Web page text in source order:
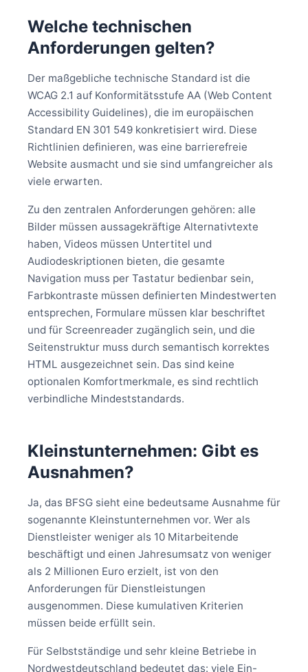
Welche technischen
Anforderungen gelten?
Der maßgebliche technische Standard ist die
WCAG 2.1 auf Konformitätsstufe AA (Web Content
Accessibility Guidelines), die im europäischen
Standard EN 301 549 konkretisiert wird. Diese
Richtlinien definieren, was eine barrierefreie
Website ausmacht und sie sind umfangreicher als
viele erwarten.
Zu den zentralen Anforderungen gehören: alle
Bilder müssen aussagekräftige Alternativtexte
haben, Videos müssen Untertitel und
Audiodeskriptionen bieten, die gesamte
Navigation muss per Tastatur bedienbar sein,
Farbkontraste müssen definierten Mindestwerten
entsprechen, Formulare müssen klar beschriftet
und für Screenreader zugänglich sein, und die
Seitenstruktur muss durch semantisch korrektes
HTML ausgezeichnet sein. Das sind keine
optionalen Komfortmerkmale, es sind rechtlich
verbindliche Mindeststandards.
Kleinstunternehmen: Gibt es
Ausnahmen?
Ja, das BFSG sieht eine bedeutsame Ausnahme für
sogenannte Kleinstunternehmen vor. Wer als
Dienstleister weniger als 10 Mitarbeitende
beschäftigt und einen Jahresumsatz von weniger
als 2 Millionen Euro erzielt, ist von den
Anforderungen für Dienstleistungen
ausgenommen. Diese kumulativen Kriterien
müssen beide erfüllt sein.
Für Selbstständige und sehr kleine Betriebe in
Nordwestdeutschland bedeutet das: viele Ein-